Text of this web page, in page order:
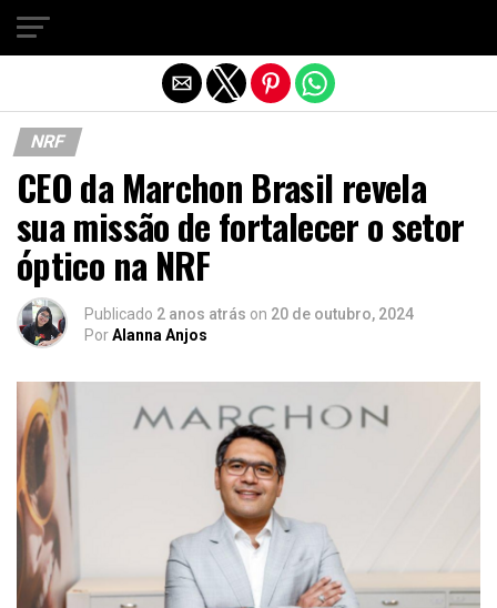
NRF
CEO da Marchon Brasil revela
sua missão de fortalecer o setor
óptico na NRF
Publicado 2 anos atrás on 20 de outubro, 2024
PorAlanna Anjos